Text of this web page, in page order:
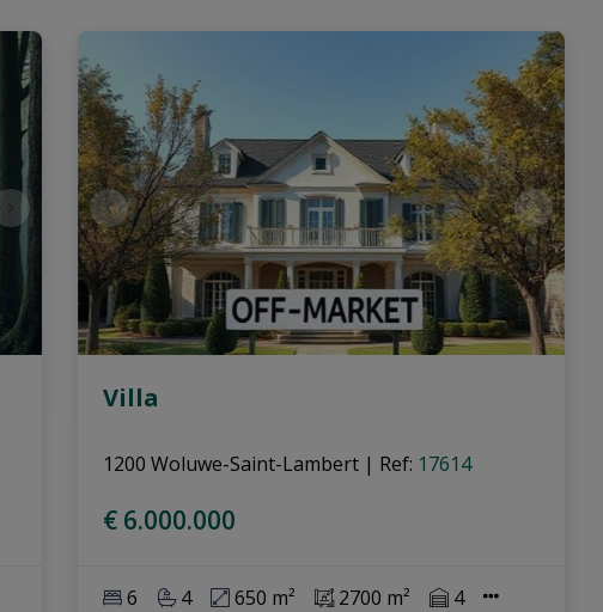
Villa
1200 Woluwe-Saint-Lambert | Ref: 17614
€ 6.000.000
6 4 650 m² 2700 m² 4